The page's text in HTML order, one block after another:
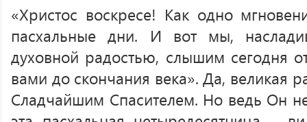
«Христос воскресе! Как одно
пасхальные дни. И вот мы,
духовной радостью, слышим сегодня
вами до скончания века». Да, великая
Сладчайшим Спасителем. Но ведь Он